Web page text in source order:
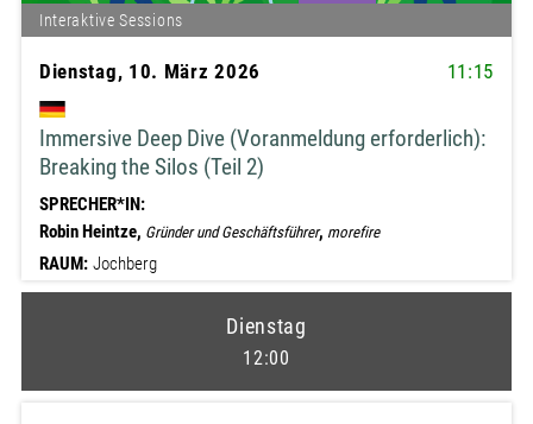
Interaktive Sessions
Dienstag, 10. März 2026 11:15
Immersive Deep Dive (Voranmeldung erforderlich):
Breaking the Silos (Teil 2)
SPRECHER*IN:
Robin Heintze, Gründer und Geschäftsführer, morefire
RAUM: Jochberg
Dienstag
12:00